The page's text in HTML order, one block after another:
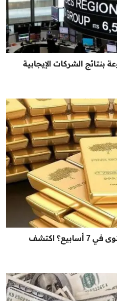
بنتائج الشركات الإيجابية
لماذا ارتفع الذهب لأعلى مستوى في 7 أسابيع؟ اكتشف